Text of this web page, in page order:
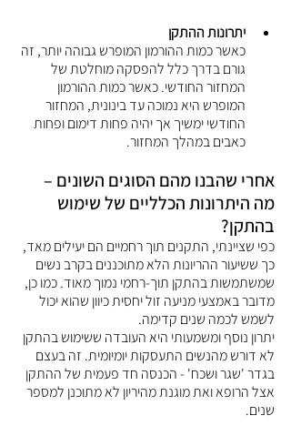
יתרונות ההתקן
כאשר כמות ההורמון המופרש גבוהה יותר, זה
גורם בדרך כלל להפסקה מוחלטת של
המחזור החודשי. כאשר כמות ההורמון
המופרש היא נמוכה עד בינונית, המחזור
החודשי ימשיך אך יהיה פחות דימום ופחות
כאבים במהלך המחזור.
אחרי שהבנו מהם הסוגים השונים –
מה היתרונות הכלליים של שימוש
בהתקן?
כפי שציינתי, התקנים תוך רחמיים הם יעילים מאד,
כך ששיעור ההריונות הלא מתוכננים בקרב נשים
שמשתמשות בהתקן תוך-רחמי נמוך מאוד. כמו כן,
מדובר באמצעי מניעה זול יחסית כיוון שהוא יכול
לשמש לכמה שנים קדימה.
יתרון נוסף ומשמעותי היא העובדה ששימוש בהתקן
לא דורש מהנשים התעסקות יומיומית. זה בעצם
בגדר 'שגר ושכח' - הכנסה חד פעמית של ההתקן
אצל הרופא ואת מוגנת מהיריון לא מתוכנן למספר
שנים.